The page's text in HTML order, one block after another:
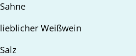
Sahne
lieblicher Weißwein
Salz